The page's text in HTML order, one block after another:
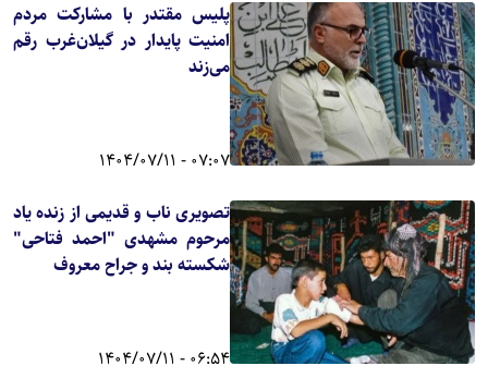
پلیس مقتدر با مشارکت مردم
امنیت پایدار در گیلان‌غرب رقم
می‌زند
07:07 - 1404/07/11
تصویری ناب و قدیمی از زنده یاد
مرحوم مشهدی "احمد فتاحی"
شکسته بند و جراح معروف
06:54 - 1404/07/11